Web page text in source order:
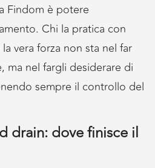
Findom è potere
Chi la pratica con
vera forza non sta nel far
ma nel fargli desiderare di
sempre il controllo del
drain: dove finisce il